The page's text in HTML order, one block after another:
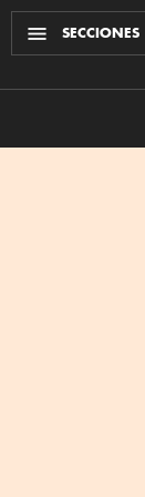
SECCIONES